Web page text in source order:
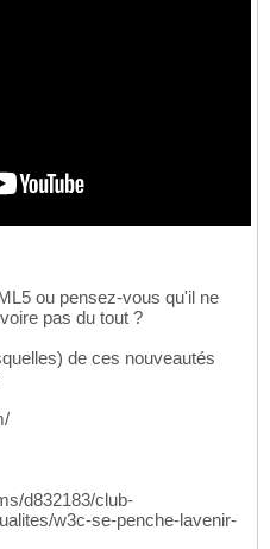
ou pensez-vous qu'il ne
pas du tout ?
de ces nouveautés
d832183/club-
w3c-se-penche-lavenir-